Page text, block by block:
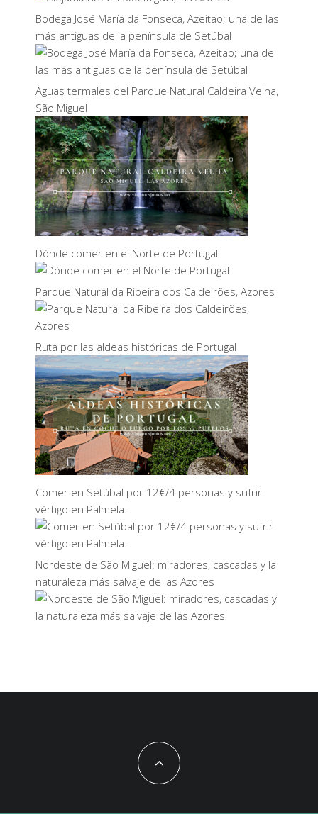
Bodega José María da Fonseca, Azeitao; una de las
más antiguas de la península de Setúbal
Aguas termales del Parque Natural Caldeira Velha,
São Miguel
Dónde comer en el Norte de Portugal
Parque Natural da Ribeira dos Caldeirões, Azores
Ruta por las aldeas históricas de Portugal
Comer en Setúbal por 12€/4 personas y sufrir
vértigo en Palmela.
Nordeste de São Miguel: miradores, cascadas y la
naturaleza más salvaje de las Azores